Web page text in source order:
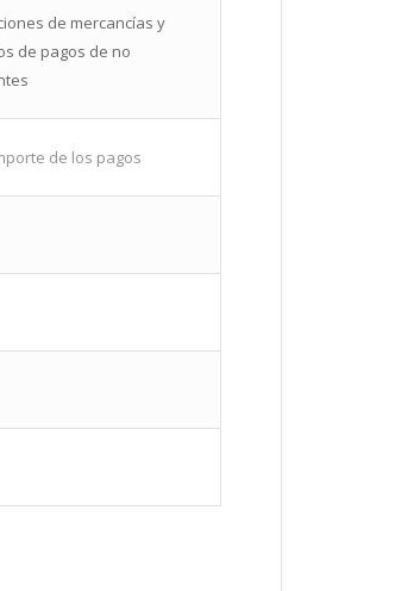
de mercancías y
de pagos de no
de los pagos